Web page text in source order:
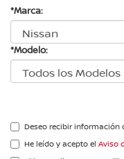
*Marca:
*Modelo:
Deseo recibir información
He leído y acepto el Aviso